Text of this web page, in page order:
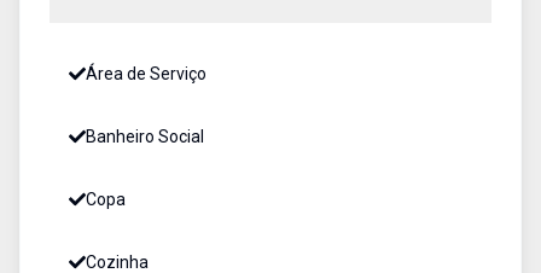
Área de Serviço
Banheiro Social
Copa
Cozinha